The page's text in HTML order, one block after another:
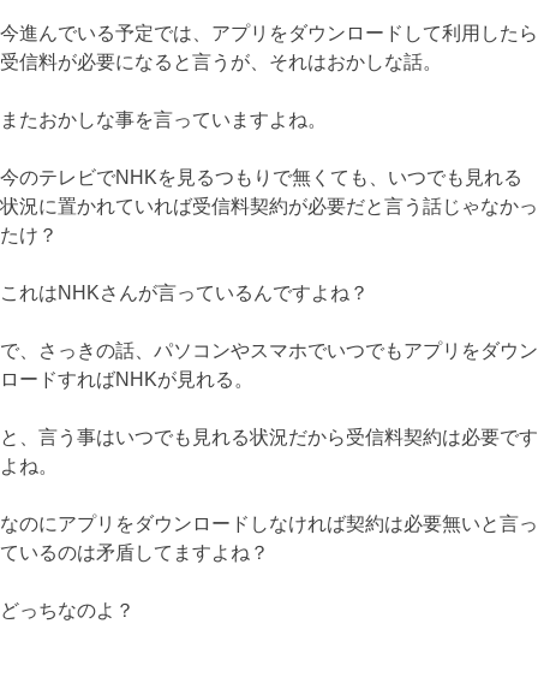
今進んでいる予定では、アプリをダウンロードして利用したら
受信料が必要になると言うが、それはおかしな話。
またおかしな事を言っていますよね。
今のテレビでNHKを見るつもりで無くても、いつでも見れる
状況に置かれていれば受信料契約が必要だと言う話じゃなかっ
たけ？
これはNHKさんが言っているんですよね？
で、さっきの話、パソコンやスマホでいつでもアプリをダウン
ロードすればNHKが見れる。
と、言う事はいつでも見れる状況だから受信料契約は必要です
よね。
なのにアプリをダウンロードしなければ契約は必要無いと言っ
ているのは矛盾してますよね？
どっちなのよ？